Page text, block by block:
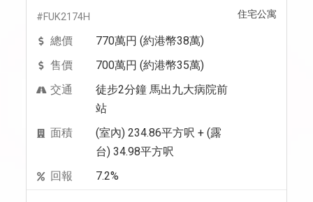
住宅公寓
#FUK2174H
總價
770萬円 (約港幣38萬)
售價
700萬円 (約港幣35萬)
交通
徒步2分鐘 馬出九大病院前
站
面積
(室內) 234.86平方呎 + (露
台) 34.98平方呎
回報
7.2%